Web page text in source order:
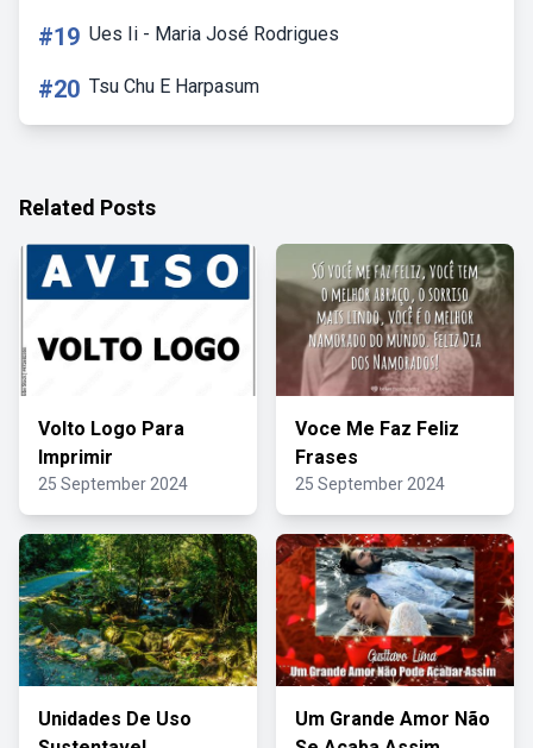
#19 Ues Ii - Maria José Rodrigues
#20 Tsu Chu E Harpasum
Related Posts
Volto Logo Para
Imprimir
25 September 2024
Voce Me Faz Feliz
Frases
25 September 2024
Unidades De Uso
Um Grande Amor Não